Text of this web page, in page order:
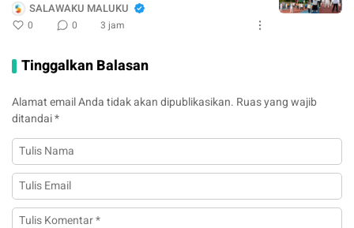
SALAWAKU MALUKU
0 0 3 jam
Tinggalkan Balasan
Alamat email Anda tidak akan dipublikasikan. Ruas yang wajib
ditandai*